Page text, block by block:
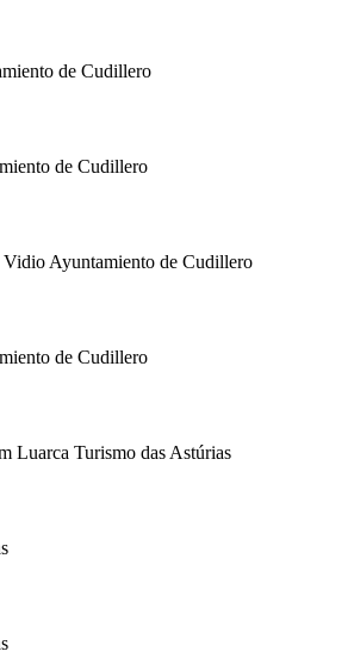
de Cudillero
de Cudillero
Vidio Ayuntamiento de Cudillero
de Cudillero
Luarca Turismo das Astúrias